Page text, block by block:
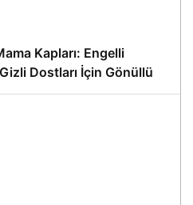
Kapları: Engelli
Dostları İçin Gönüllü